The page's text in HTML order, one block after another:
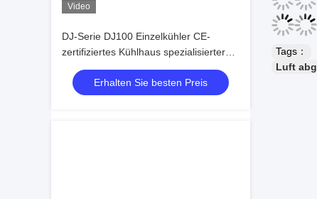
Video
DJ-Serie DJ100 Einzelkühler CE-
zertifiziertes Kühlhaus spezialisierter
Luftkühler Verdampfer
Deckenverdampfer
Kühlgerätehersteller,Kühlfabrik,
Erhalten Sie besten Preis
Tags：
Luft